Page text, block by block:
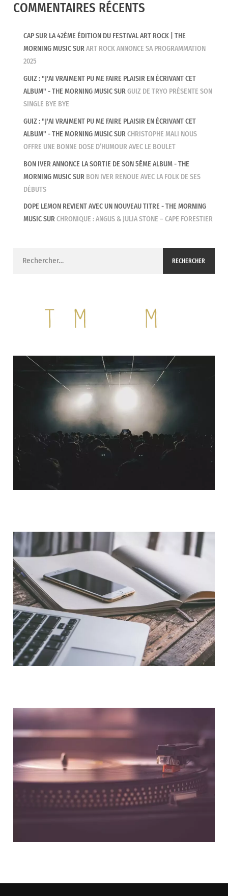
COMMENTAIRES RÉCENTS
CAP SUR LA 42ÈME ÉDITION DU FESTIVAL ART ROCK | THE
MORNING MUSICSURART ROCK ANNONCE SA PROGRAMMATION
2025
GUIZ : "J'AI VRAIMENT PU ME FAIRE PLAISIR EN ÉCRIVANT CET
ALBUM" - THE MORNING MUSICSURGUIZ DE TRYO PRÉSENTE SON
SINGLE BYE BYE
GUIZ : "J'AI VRAIMENT PU ME FAIRE PLAISIR EN ÉCRIVANT CET
ALBUM" - THE MORNING MUSICSURCHRISTOPHE MALI NOUS
OFFRE UNE BONNE DOSE D’HUMOUR AVEC LE BOULET
BON IVER ANNONCE LA SORTIE DE SON 5ÈME ALBUM - THE
MORNING MUSICSUR BON IVER RENOUE AVEC LA FOLK DE SES
DÉBUTS
DOPE LEMON REVIENT AVEC UN NOUVEAU TITRE - THE MORNING
MUSICSURCHRONIQUE : ANGUS & JULIA STONE – CAPE FORESTIER